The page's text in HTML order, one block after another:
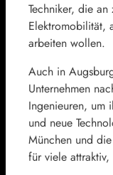
Techniker, die
Elektromobilität,
arbeiten wollen.
Auch in
Unternehmen
Ingenieuren, um
und neue
München und
für viele